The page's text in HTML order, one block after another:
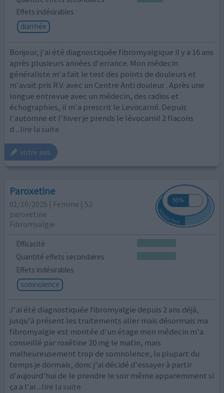
Effets indésirables
diarrhée
Bonjour, j'ai été diagnostiquée fibromyalgique il y a 16 ans
après plusieurs années d'errance. Mon médecin
généraliste m'a fait le test des points de douleurs et
m'avait pris R.V. avec un Centre Anti douleur . Après une
longue entrevue avec un médecin, des radios et
échographies, il m'a prescrit le Levocarnil. Depuis
l'automne et l'hiver je prends le lévocarnil 2 flacons
d ...lire la suite
votre avis
Paroxetine
01/10/2025 | Femme | 52
paroxetine
Fibromyalgie
Efficacité
Quantité effets secondaires
Effets indésirables
somnolence
J'ai été diagnostiquée fibromyalgie depuis 2 ans déjà,
jusqu'à présent les traitements aller mais désormais ma
fibromyalgie est montée d'un étage mon médecin m'a
conseillé par roxétine 20 mg le matin, mais
malheureusement trop de somnolence, la plupart du
temps je dormais, donc j'ai décidé d'essayer à partir
d'aujourd'hui de le prendre le soir même apparemment si
ça a l'ai ...lire la suite